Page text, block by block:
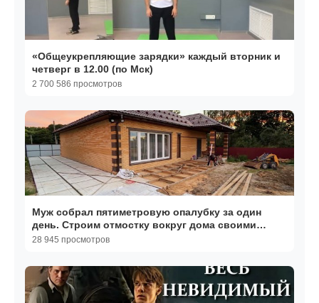
«Общеукрепляющие зарядки» каждый вторник и
четверг в 12.00 (по Мск)
2 700 586 просмотров
Муж собрал пятиметровую опалубку за один
день. Строим отмостку вокруг дома своими
руками.
28 945 просмотров